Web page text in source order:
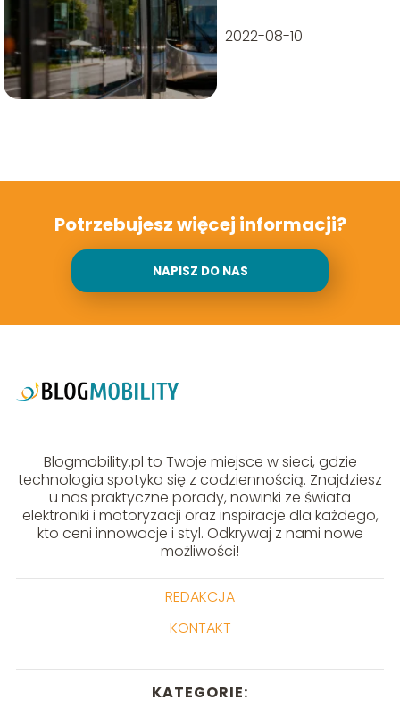
2022-08-10
Potrzebujesz więcej informacji?
NAPISZ DO NAS
Blogmobility.pl to Twoje miejsce w sieci, gdzie
technologia spotyka się z codziennością. Znajdziesz
u nas praktyczne porady, nowinki ze świata
elektroniki i motoryzacji oraz inspiracje dla każdego,
kto ceni innowacje i styl. Odkrywaj z nami nowe
możliwości!
REDAKCJA
KONTAKT
KATEGORIE: